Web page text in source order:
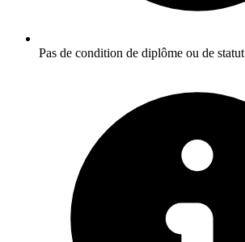
Pas de condition de diplôme ou de statut